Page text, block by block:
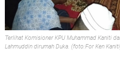
Terlihat Komisioner KPU Muhammad Kaniti
Lahmuddin dirumah Duka. (foto:For Ken